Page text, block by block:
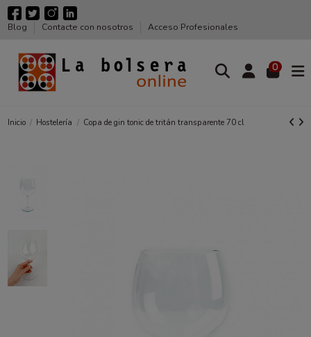
Blog Contacte con nosotros Acceso Profesionales
0
Inicio Hostelería Copa de gin tonic de tritán transparente 70 cl